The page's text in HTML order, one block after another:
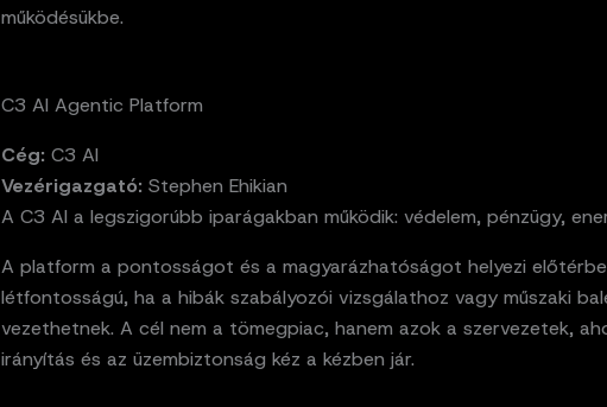
működésükbe.
C3 AI Agentic Platform
Cég: C3 AI
Vezérigazgató: Stephen Ehikian
A C3 AI a legszigorúbb iparágakban működik: védelem, pénzügy,
A platform a pontosságot és a magyarázhatóságot helyezi
létfontosságú, ha a hibák szabályozói vizsgálathoz vagy műszaki
vezethetnek. A cél nem a tömegpiac, hanem azok a szervezetek,
irányítás és az üzembiztonság kéz a kézben jár.